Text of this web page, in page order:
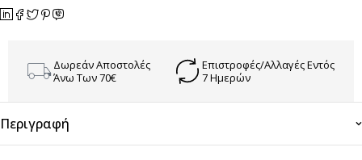
Δωρεάν Αποστολές
Άνω Των 70€
Επιστροφές/Αλλαγές Εντός
7 Ημερών
Περιγραφή